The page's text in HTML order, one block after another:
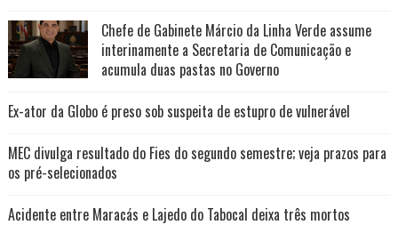
Chefe de Gabinete Márcio da Linha Verde assume
interinamente a Secretaria de Comunicação e
acumula duas pastas no Governo
Ex-ator da Globo é preso sob suspeita de estupro de vulnerável
MEC divulga resultado do Fies do segundo semestre; veja prazos para
os pré-selecionados
Acidente entre Maracás e Lajedo do Tabocal deixa três mortos